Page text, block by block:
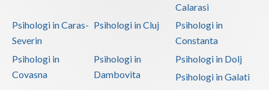
Calarasi
Psihologi in Caras-
Severin
Psihologi in Cluj
Psihologi in
Constanta
Psihologi in
Covasna
Psihologi in
Dambovita
Psihologi in Dolj
Psihologi in Galati